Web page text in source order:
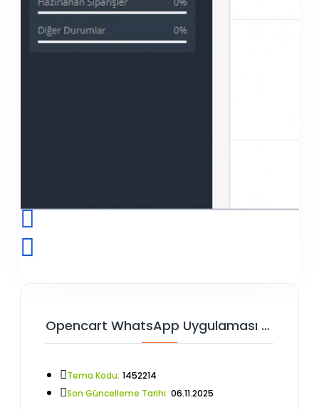
Opencart WhatsApp Uygulaması V3
Tema Kodu: 1452214
Son Güncelleme Tarihi: 06.11.2025